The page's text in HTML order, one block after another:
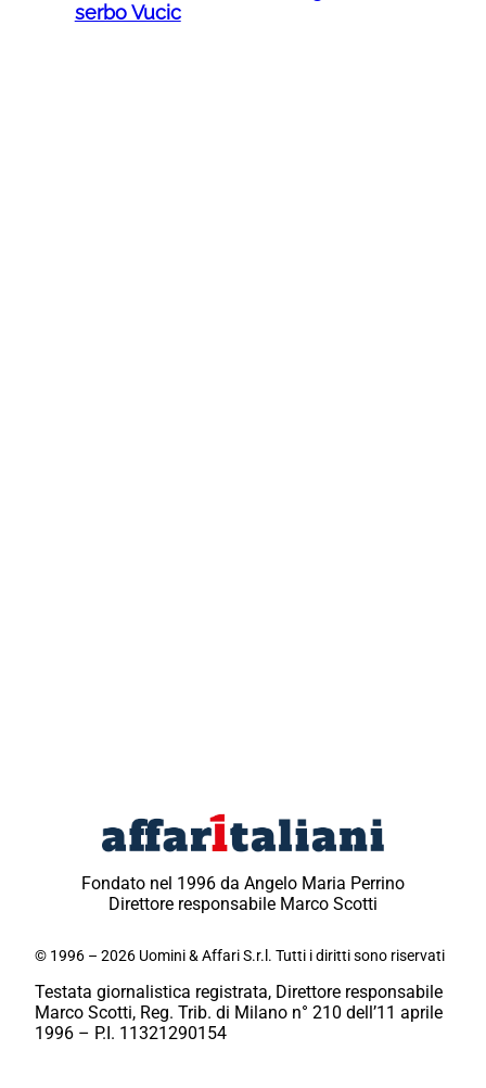
serbo Vucic
Fondato nel 1996 da Angelo Maria Perrino
Direttore responsabile Marco Scotti
© 1996 – 2026 Uomini & Affari S.r.l. Tutti i diritti sono riservati
Testata giornalistica registrata, Direttore responsabile
Marco Scotti, Reg. Trib. di Milano n° 210 dell’11 aprile
1996 – P.I. 11321290154